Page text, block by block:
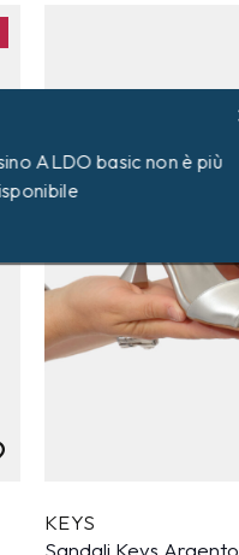
KEYS
ALDO basic non è più